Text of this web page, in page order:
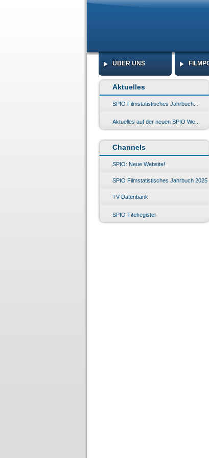
ÜBER UNS
ÜBER UNS
Aktuelles
SPIO Filmstatistisches Jahrbuch...
Aktuelles auf der neuen SPIO We...
Channels
SPIO: Neue Website!
SPIO Filmstatistisches Jahrbuch 2025
TV-Datenbank
SPIO Titelregister